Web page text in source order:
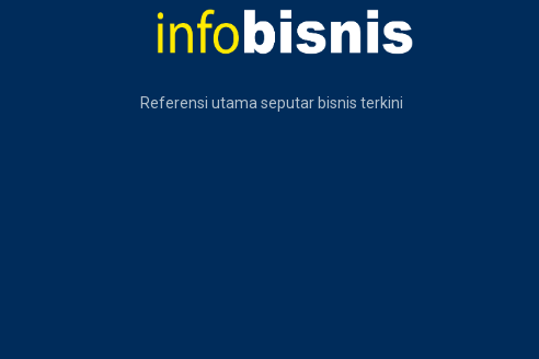
Referensi utama seputar bisnis terkini